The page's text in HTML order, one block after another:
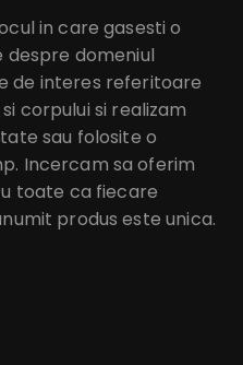
in care gasesti o
domeniul
de interes referitoare
corpului si realizam
sau folosite o
Incercam sa oferim
toate ca fiecare
produs este unica.